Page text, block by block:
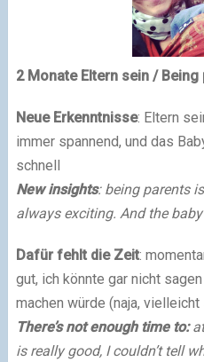
2 Monate Eltern sein/ Being
Neue Erkenntnisse: Eltern
immer spannend, und das
schnell
New insights: being parents
always exciting. And the
Dafür fehlt die Zeit:
gut, ich könnte gar nicht
machen würde (naja,
There’s not enough time to:at
is really good, I couldn’t tell